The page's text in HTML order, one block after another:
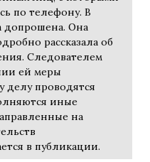
по телефону. В
допрошена. Она
рассказала об
Следователем
ей меры
делу проводятся
иные
на
в публикации.